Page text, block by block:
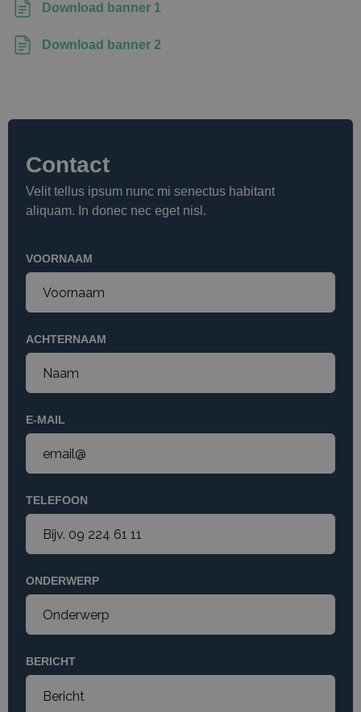
Download banner 1
Download banner 2
Contact
Velit tellus ipsum nunc mi senectus habitant
aliquam. In donec nec eget nisl.
VOORNAAM
ACHTERNAAM
E-MAIL
TELEFOON
ONDERWERP
BERICHT